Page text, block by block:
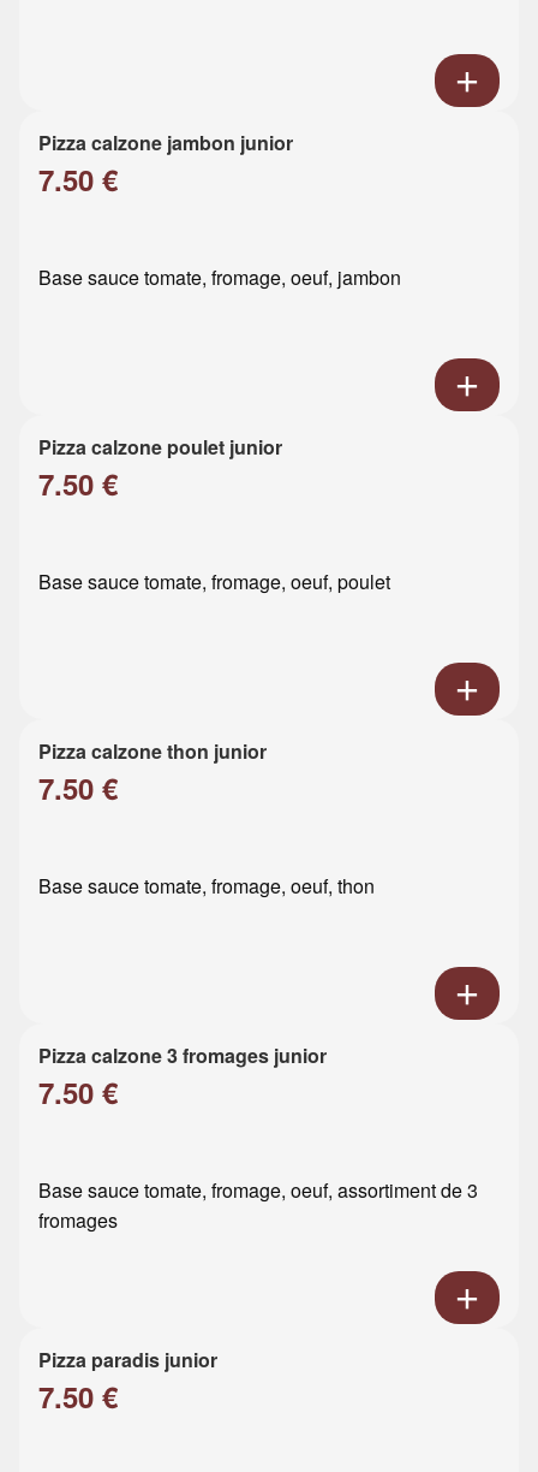
Pizza calzone jambon junior
7.50 €
Base sauce tomate, fromage, oeuf, jambon
Pizza calzone poulet junior
7.50 €
Base sauce tomate, fromage, oeuf, poulet
Pizza calzone thon junior
7.50 €
Base sauce tomate, fromage, oeuf, thon
Pizza calzone 3 fromages junior
7.50 €
Base sauce tomate, fromage, oeuf, assortiment de 3
fromages
Pizza paradis junior
7.50 €